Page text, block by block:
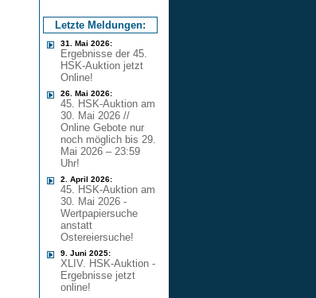
Letzte Meldungen:
31. Mai 2026:
Ergebnisse der 45.
HSK-Auktion jetzt
Online!
26. Mai 2026:
45. HSK-Auktion am
30. Mai 2026 //
Online Gebote nur
noch möglich bis 29.
Mai 2026 – 23:59
Uhr!
2. April 2026:
45. HSK-Auktion am
30. Mai 2026 -
Wertpapiersuche
anstatt
Ostereiersuche!
9. Juni 2025:
XLIV. HSK-Auktion -
Ergebnisse jetzt
online!